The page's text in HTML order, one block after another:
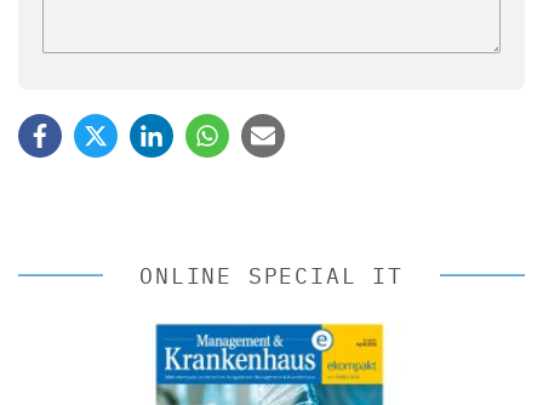
ONLINE SPECIAL IT